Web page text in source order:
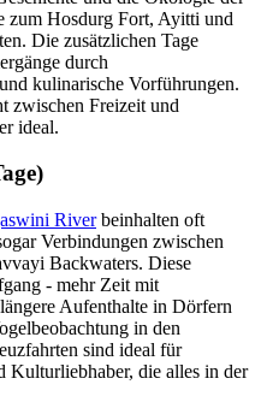
zum Hosdurg Fort, Ayitti und
Die zusätzlichen Tage
durch
kulinarische Vorführungen.
zwischen Freizeit und
ideal.
Riverbeinhalten oft
Verbindungen zwischen
Backwaters. Diese
- mehr Zeit mit
Aufenthalte in Dörfern
in den
sind ideal für
Kulturliebhaber, die alles in der